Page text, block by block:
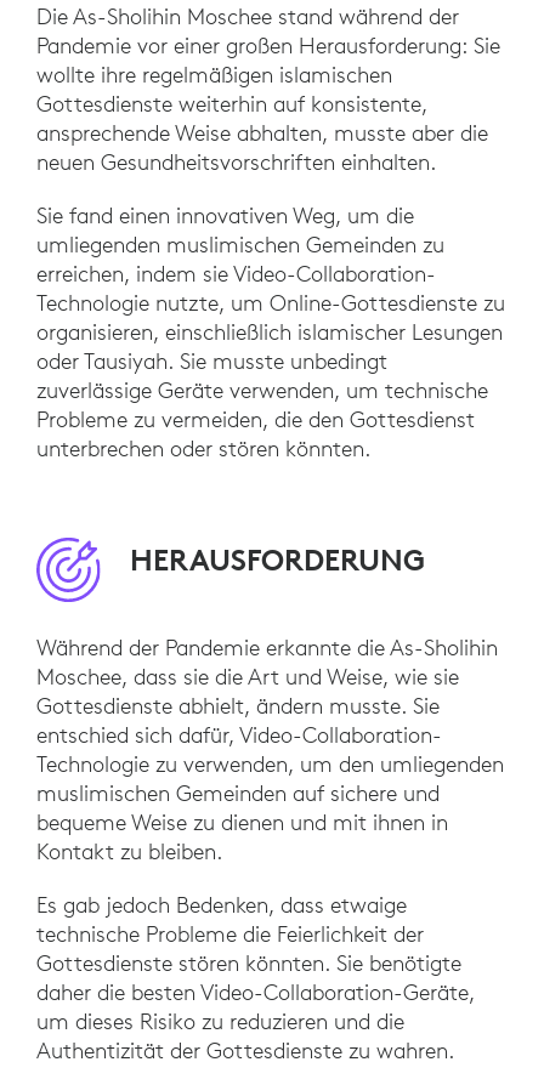
Die As-Sholihin Moschee stand während der
Pandemie vor einer großen Herausforderung: Sie
wollte ihre regelmäßigen islamischen
Gottesdienste weiterhin auf konsistente,
ansprechende Weise abhalten, musste aber die
neuen Gesundheitsvorschriften einhalten.
Sie fand einen innovativen Weg, um die
umliegenden muslimischen Gemeinden zu
erreichen, indem sie Video-Collaboration-
Technologie nutzte, um Online-Gottesdienste zu
organisieren, einschließlich islamischer Lesungen
oder Tausiyah. Sie musste unbedingt
zuverlässige Geräte verwenden, um technische
Probleme zu vermeiden, die den Gottesdienst
unterbrechen oder stören könnten.
HERAUSFORDERUNG
Während der Pandemie erkannte die As-Sholihin
Moschee, dass sie die Art und Weise, wie sie
Gottesdienste abhielt, ändern musste. Sie
entschied sich dafür, Video-Collaboration-
Technologie zu verwenden, um den umliegenden
muslimischen Gemeinden auf sichere und
bequeme Weise zu dienen und mit ihnen in
Kontakt zu bleiben.
Es gab jedoch Bedenken, dass etwaige
technische Probleme die Feierlichkeit der
Gottesdienste stören könnten. Sie benötigte
daher die besten Video-Collaboration-Geräte,
um dieses Risiko zu reduzieren und die
Authentizität der Gottesdienste zu wahren.